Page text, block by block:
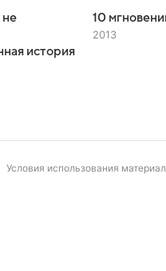
не
история
10
2013
Условия использования